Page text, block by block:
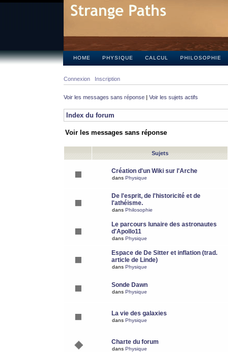
HOME PHYSIQUE CALCUL PHILOSOPHIE
Connexion Inscription
Voir les messages sans réponse | Voir les sujets actifs
Index du forum
Voir les messages sans réponse
Sujets
Création d'un Wiki sur l'Arche
dans Physique
De l'esprit, de l'historicité et de
l'athéisme.
dans Philosophie
Le parcours lunaire des astronautes
d'Apollo11
dans Physique
Espace de De Sitter et inflation (trad.
article de Linde)
dans Physique
Sonde Dawn
dans Physique
La vie des galaxies
dans Physique
Charte du forum
dans Physique